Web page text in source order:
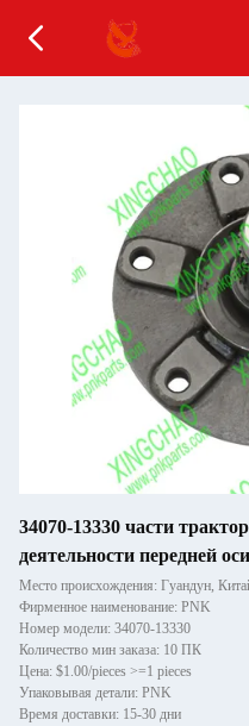
34070-13330 части
деятельности передней
Место происхождения: Гуандун,
Фирменное наименование: PNK
Номер модели: 34070-13330
Количество мин заказа: 10 ПК
Цена: $1.00/pieces >=1 pieces
Упаковывая детали: PNK
Время доставки: 15-30 дни